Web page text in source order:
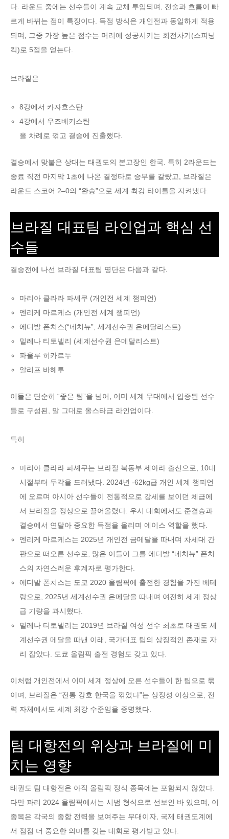
다. 라운드 중에는 선수들이 계속 교체 투입되며, 전술과 흐름이 빠
르게 바뀌는 점이 특징이다. 득점 방식은 개인전과 동일하게 적용
되며, 그중 가장 높은 점수는 머리에 성공시키는 회전차기(스피닝
킥)로 5점을 얻는다.
브라질은
8강에서 카자흐스탄
4강에서 우즈베키스탄
을 차례로 꺾고 결승에 진출했다.
결승에서 맞붙은 상대는 태권도의 본고장인 한국. 특히 2라운드는
종료 직전 마지막 1초에 나온 결정타로 승부를 갈랐고, 브라질은
라운드 스코어 2–0의 “완승”으로 세계 최강 타이틀을 지켜냈다.
브라질 대표팀 라인업과 핵심 선
수들
결승전에 나선 브라질 대표팀 명단은 다음과 같다.
마리아 클라라 파셰쿠 (개인전 세계 챔피언)
엔리케 마르케스 (개인전 세계 챔피언)
에디발 폰치스(“네치뉴”, 세계선수권 은메달리스트)
밀레나 티토넬리 (세계선수권 은메달리스트)
파울루 히카르두
알리프 바헤투
이들은 단순히 “좋은 팀”을 넘어, 이미 세계 무대에서 입증된 선수
들로 구성된, 말 그대로 올스타급 라인업이다.
특히
마리아 클라라 파셰쿠는 브라질 북동부 세아라 출신으로, 10대
시절부터 두각을 드러냈다. 2024년 -62kg급 개인 세계 챔피언
에 오르며 아시아 선수들이 전통적으로 강세를 보이던 체급에
서 브라질을 정상으로 끌어올렸다. 우시 대회에서도 준결승과
결승에서 연달아 중요한 득점을 올리며 에이스 역할을 했다.
엔리케 마르케스는 2025년 개인전 금메달을 따내며 차세대 간
판으로 떠오른 선수로, 많은 이들이 그를 에디발 “네치뉴” 폰치
스의 자연스러운 후계자로 평가한다.
에디발 폰치스는 도쿄 2020 올림픽에 출전한 경험을 가진 베테
랑으로, 2025년 세계선수권 은메달을 따내며 여전히 세계 정상
급 기량을 과시했다.
밀레나 티토넬리는 2019년 브라질 여성 선수 최초로 태권도 세
계선수권 메달을 따낸 이래, 국가대표 팀의 상징적인 존재로 자
리 잡았다. 도쿄 올림픽 출전 경험도 갖고 있다.
이처럼 개인전에서 이미 세계 정상에 오른 선수들이 한 팀으로 묶
이며, 브라질은 “전통 강호 한국을 꺾었다”는 상징성 이상으로, 전
력 자체에서도 세계 최강 수준임을 증명했다.
팀 대항전의 위상과 브라질에 미
치는 영향
태권도 팀 대항전은 아직 올림픽 정식 종목에는 포함되지 않았다.
다만 파리 2024 올림픽에서는 시범 형식으로 선보인 바 있으며, 이
종목은 각국의 종합 전력을 보여주는 무대이자, 국제 태권도계에
서 점점 더 중요한 의미를 갖는 대회로 평가받고 있다.